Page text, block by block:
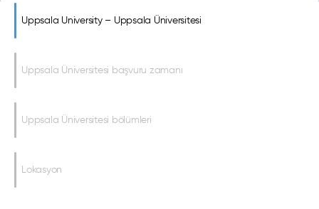
Uppsala University – Uppsala Üniversitesi
Uppsala Üniversitesi başvuru zamanı
Uppsala Üniversitesi bölümleri
Lokasyon